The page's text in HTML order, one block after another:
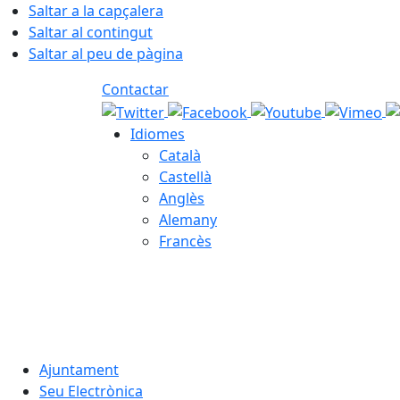
Saltar a la capçalera
Saltar al contingut
Saltar al peu de pàgina
Contactar
Idiomes
Català
Castellà
Anglès
Alemany
Francès
Ajuntament
Seu Electrònica